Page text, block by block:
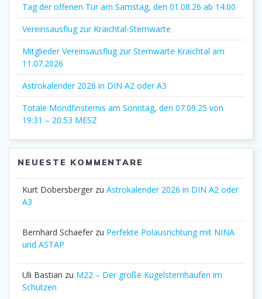
Tag der offenen Tür am Samstag, den 01.08.26 ab 14:00
Vereinsausflug zur Kraichtal-Sternwarte
Mitglieder Vereinsausflug zur Sternwarte Kraichtal am
11.07.2026
Astrokalender 2026 in DIN A2 oder A3
Totale Mondfinsternis am Sonntag, den 07.09.25 von
19:31 – 20.53 MESZ
NEUESTE KOMMENTARE
Kurt Dobersberger zu Astrokalender 2026 in DIN A2 oder
A3
Bernhard Schaefer zu Perfekte Polausrichtung mit NINA
und ASTAP
Uli Bastian zu M22 – Der große Kugelsternhaufen im
Schützen